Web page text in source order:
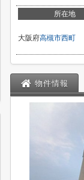
所在地
大阪府高槻市西町
物件情報